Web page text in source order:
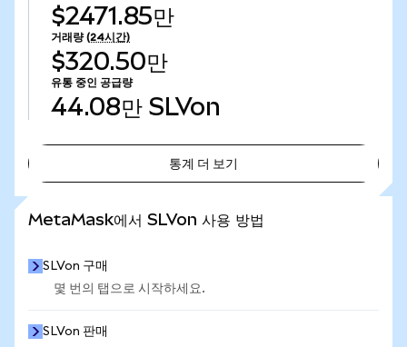
$2471.85만
거래량 (24시간)
$320.50만
유통 중인 공급량
44.08만 SLVon
통계 더 보기
MetaMask에서 SLVon 사용 방법
SLVon 구매
몇 번의 탭으로 시작하세요.
SLVon 판매